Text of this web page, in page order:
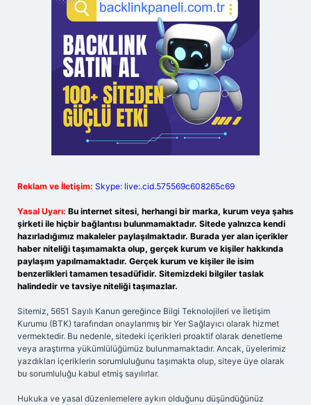
Reklam ve İletişim: Skype: live:.cid.575569c608265c69
Yasal Uyarı: Bu internet sitesi, herhangi bir marka, kurum veya şahıs
şirketi ile hiçbir bağlantısı bulunmamaktadır. Sitede yalnızca kendi
hazırladığımız makaleler paylaşılmaktadır. Burada yer alan içerikler
haber niteliği taşımamakta olup, gerçek kurum ve kişiler hakkında
paylaşım yapılmamaktadır. Gerçek kurum ve kişiler ile isim
benzerlikleri tamamen tesadüfidir. Sitemizdeki bilgiler taslak
halindedir ve tavsiye niteliği taşımazlar.
Sitemiz, 5651 Sayılı Kanun gereğince Bilgi Teknolojileri ve İletişim
Kurumu (BTK) tarafından onaylanmış bir Yer Sağlayıcı olarak hizmet
vermektedir. Bu nedenle, sitedeki içerikleri proaktif olarak denetleme
veya araştırma yükümlülüğümüz bulunmamaktadır. Ancak, üyelerimiz
yazdıkları içeriklerin sorumluluğunu taşımakta olup, siteye üye olarak
bu sorumluluğu kabul etmiş sayılırlar.
Hukuka ve yasal düzenlemelere aykırı olduğunu düşündüğünüz